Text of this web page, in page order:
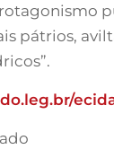
pátrios,